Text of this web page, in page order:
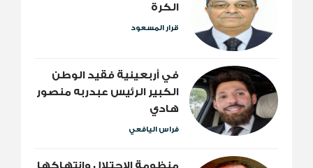
الكرة
قرار المسعود
​في أربعينية فقيد الوطن
الكبير الرئيس عبدربه منصور
هادي
فراس اليافعي
منظومة الاحتلال وانتهاكها